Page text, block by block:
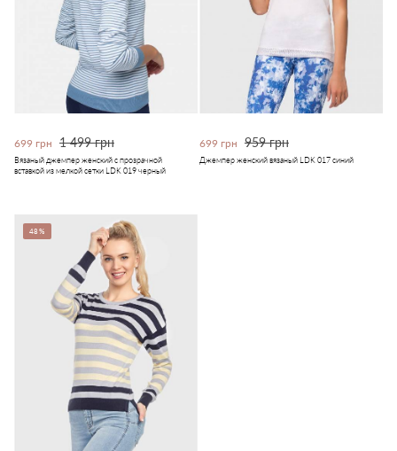
699 грн 1 499 грн
Вязаный джемпер женский с прозрачной
вставкой из мелкой сетки LDK 019 черный
699 грн 959 грн
Джемпер женский вязаный LDK 017 синий
48%